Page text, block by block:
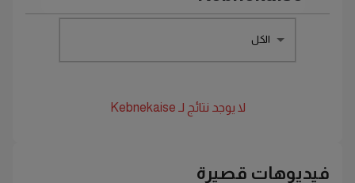
الكل
لا يوجد نتائج لـ Kebnekaise
فيديوهات قصيرة